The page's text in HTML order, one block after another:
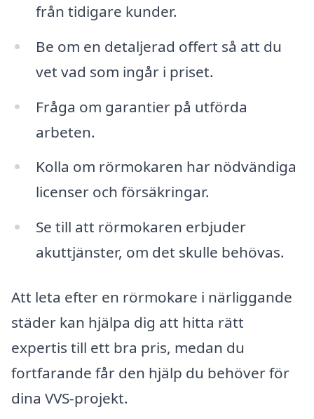
från tidigare kunder.
Be om en detaljerad offert så att du
vet vad som ingår i priset.
Fråga om garantier på utförda
arbeten.
Kolla om rörmokaren har nödvändiga
licenser och försäkringar.
Se till att rörmokaren erbjuder
akuttjänster, om det skulle behövas.
Att leta efter en rörmokare i närliggande
städer kan hjälpa dig att hitta rätt
expertis till ett bra pris, medan du
fortfarande får den hjälp du behöver för
dina VVS-projekt.